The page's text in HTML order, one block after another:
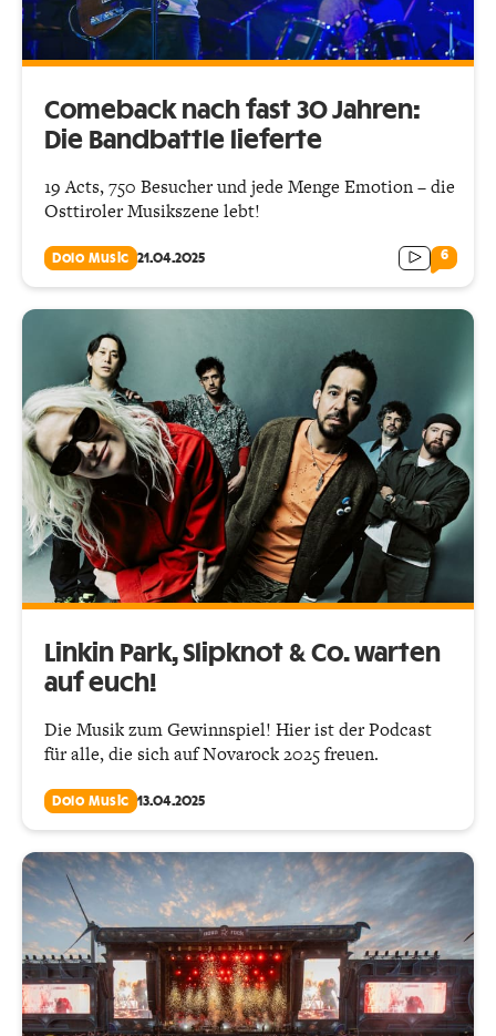
Comeback nach fast 30 Jahren:
Die Bandbattle lieferte
19 Acts, 750 Besucher und jede Menge Emotion – die
Osttiroler Musikszene lebt!
Dolo Music 21.04.2025 6
Linkin Park, Slipknot & Co. warten
auf euch!
Die Musik zum Gewinnspiel! Hier ist der Podcast
für alle, die sich auf Novarock 2025 freuen.
Dolo Music 13.04.2025